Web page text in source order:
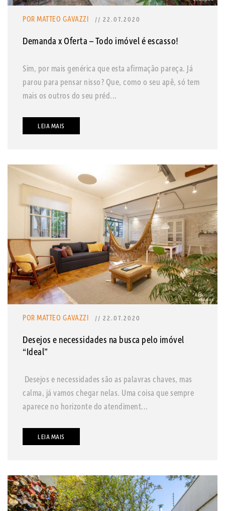
POR MATTEO GAVAZZI // 22.07.2020
Demanda x Oferta – Todo imóvel é escasso!
Sim, por mais genérica que esta afirmação pareça. Já
parou para pensar nisso? Que, como o seu apê, só tem
mais os outros do seu préd...
LEIA MAIS
POR MATTEO GAVAZZI // 22.07.2020
Desejos e necessidades na busca pelo imóvel
“Ideal”
Desejos e necessidades são as palavras chaves, mas
calma, já vamos chegar nelas. Uma coisa que sempre
aparece no horizonte do atendiment...
LEIA MAIS